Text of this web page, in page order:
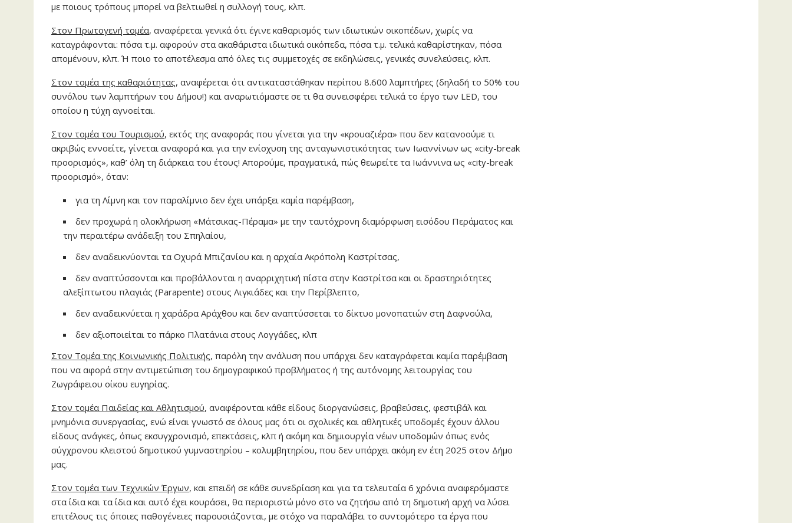
με ποιους τρόπους μπορεί να βελτιωθεί η συλλογή τους, κλπ.
Στον Πρωτογενή τομέα, αναφέρεται γενικά ότι έγινε καθαρισμός των ιδιωτικών οικοπέδων, χωρίς να
καταγράφονται: πόσα τ.μ. αφορούν στα ακαθάριστα ιδιωτικά οικόπεδα, πόσα τ.μ. τελικά καθαρίστηκαν, πόσα
απομένουν, κλπ. Ή ποιο το αποτέλεσμα από όλες τις συμμετοχές σε εκδηλώσεις, γενικές συνελεύσεις, κλπ.
Στον τομέα της καθαριότητας, αναφέρεται ότι αντικαταστάθηκαν περίπου 8.600 λαμπτήρες (δηλαδή το 50% του
συνόλου των λαμπτήρων του Δήμου!) και αναρωτιόμαστε σε τι θα συνεισφέρει τελικά το έργο των LED, του
οποίου η τύχη αγνοείται.
Στον τομέα του Τουρισμού, εκτός της αναφοράς που γίνεται για την «κρουαζιέρα» που δεν κατανοούμε τι
ακριβώς εννοείτε, γίνεται αναφορά και για την ενίσχυση της ανταγωνιστικότητας των Ιωαννίνων ως «city-break
προορισμός», καθ’ όλη τη διάρκεια του έτους! Απορούμε, πραγματικά, πώς θεωρείτε τα Ιωάννινα ως «city-break
προορισμό», όταν:
για τη Λίμνη και τον παραλίμνιο δεν έχει υπάρξει καμία παρέμβαση,
δεν προχωρά η ολοκλήρωση «Μάτσικας-Πέραμα» με την ταυτόχρονη διαμόρφωση εισόδου Περάματος και
την περαιτέρω ανάδειξη του Σπηλαίου,
δεν αναδεικνύονται τα Οχυρά Μπιζανίου και η αρχαία Ακρόπολη Καστρίτσας,
δεν αναπτύσσονται και προβάλλονται η αναρριχητική πίστα στην Καστρίτσα και οι δραστηριότητες
αλεξίπτωτου πλαγιάς (Parapente) στους Λιγκιάδες και την Περίβλεπτο,
δεν αναδεικνύεται η χαράδρα Αράχθου και δεν αναπτύσσεται το δίκτυο μονοπατιών στη Δαφνούλα,
δεν αξιοποιείται το πάρκο Πλατάνια στους Λογγάδες, κλπ
Στον Τομέα της Κοινωνικής Πολιτικής, παρόλη την ανάλυση που υπάρχει δεν καταγράφεται καμία παρέμβαση
που να αφορά στην αντιμετώπιση του δημογραφικού προβλήματος ή της αυτόνομης λειτουργίας του
Ζωγράφειου οίκου ευγηρίας.
Στον τομέα Παιδείας και Αθλητισμού, αναφέρονται κάθε είδους διοργανώσεις, βραβεύσεις, φεστιβάλ και
μνημόνια συνεργασίας, ενώ είναι γνωστό σε όλους μας ότι οι σχολικές και αθλητικές υποδομές έχουν άλλου
είδους ανάγκες, όπως εκσυγχρονισμό, επεκτάσεις, κλπ ή ακόμη και δημιουργία νέων υποδομών όπως ενός
σύγχρονου κλειστού δημοτικού γυμναστηρίου – κολυμβητηρίου, που δεν υπάρχει ακόμη εν έτη 2025 στον Δήμο
μας.
Στον τομέα των Τεχνικών Έργων, και επειδή σε κάθε συνεδρίαση και για τα τελευταία 6 χρόνια αναφερόμαστε
στα ίδια και τα ίδια και αυτό έχει κουράσει, θα περιοριστώ μόνο στο να ζητήσω από τη δημοτική αρχή να λύσει
επιτέλους τις όποιες παθογένειες παρουσιάζονται, με στόχο να παραλάβει το συντομότερο τα έργα που